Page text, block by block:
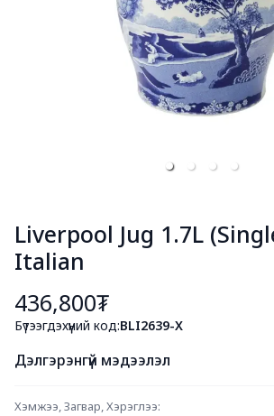
Liverpool Jug 1.7L
Italian
436,800₮
Бүтээгдэхүүний код:BLI2639-X
Дэлгэрэнгүй мэдээлэл
Хэмжээ, Загвар, Хэрэглээ: